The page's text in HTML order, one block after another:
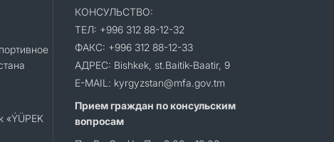
«ÝÜPEK
КОНСУЛЬСТВО:
ТЕЛ: +996 312 88-12-32
ФАКС: +996 312 88-12-33
АДРЕС: Bishkek, st.Baitik-Baatir, 9
E-MAIL: kyrgyzstan@mfa.gov.tm
Прием граждан по консульским
вопросам